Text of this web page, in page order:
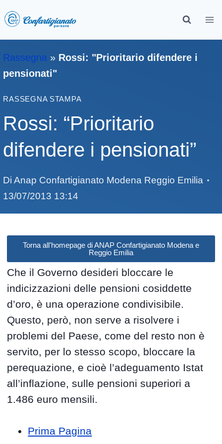
Rassegna » Rossi: "Prioritario difendere i
pensionati"
RASSEGNA STAMPA
Rossi: “Prioritario
difendere i pensionati”
Di Anap Confartigianato Modena Reggio Emilia
13/07/2013 13:14
Torna all'homepage di ANAP Confartigianato Modena e
Reggio Emilia
Che il Governo desideri bloccare le
indicizzazioni delle pensioni cosiddette
d’oro, è una operazione condivisibile.
Questo, però, non serve a risolvere i
problemi del Paese, come del resto non è
servito, per lo stesso scopo, bloccare la
perequazione, e cioè l’adeguamento Istat
all’inflazione, sulle pensioni superiori a
1.486 euro mensili.
Prima Pagina